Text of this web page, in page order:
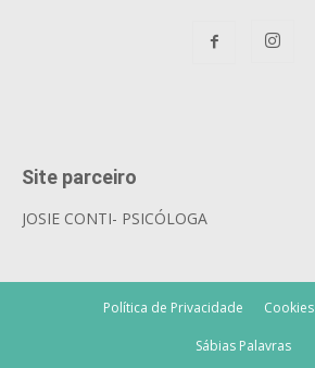
Site parceiro
JOSIE CONTI- PSICÓLOGA
Política de Privacidade Cookies
Sábias Palavras